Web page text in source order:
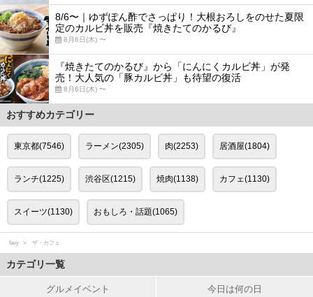
8/6〜｜ゆずぽん酢でさっぱり！大根おろしをのせた夏限
定のカルビ丼を販売『焼きたてのかるび』
8月6日(木) 〜
『焼きたてのかるび』から「にんにくカルビ丼」が発
売！大人気の「豚カルビ丼」も待望の復活
8月6日(木) 〜
おすすめカテゴリー
東京都(7546) ラーメン(2305) 肉(2253) 居酒屋(1804)
ランチ(1225) 渋谷区(1215) 焼肉(1138) カフェ(1130)
スイーツ(1130) おもしろ・話題(1065)
favy ザ・カフェ
カテゴリ一覧
グルメイベント 今日は何の日